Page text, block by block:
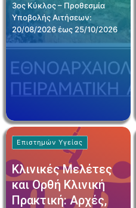
3ος Κύκλος – Προθεσμία
Υποβολής Αιτήσεων:
20/08/2026 έως 25/10/2026
Επιστημών Υγείας
Κλινικές Μελέτες
και Ορθή Κλινική
Πρακτική: Αρχές,